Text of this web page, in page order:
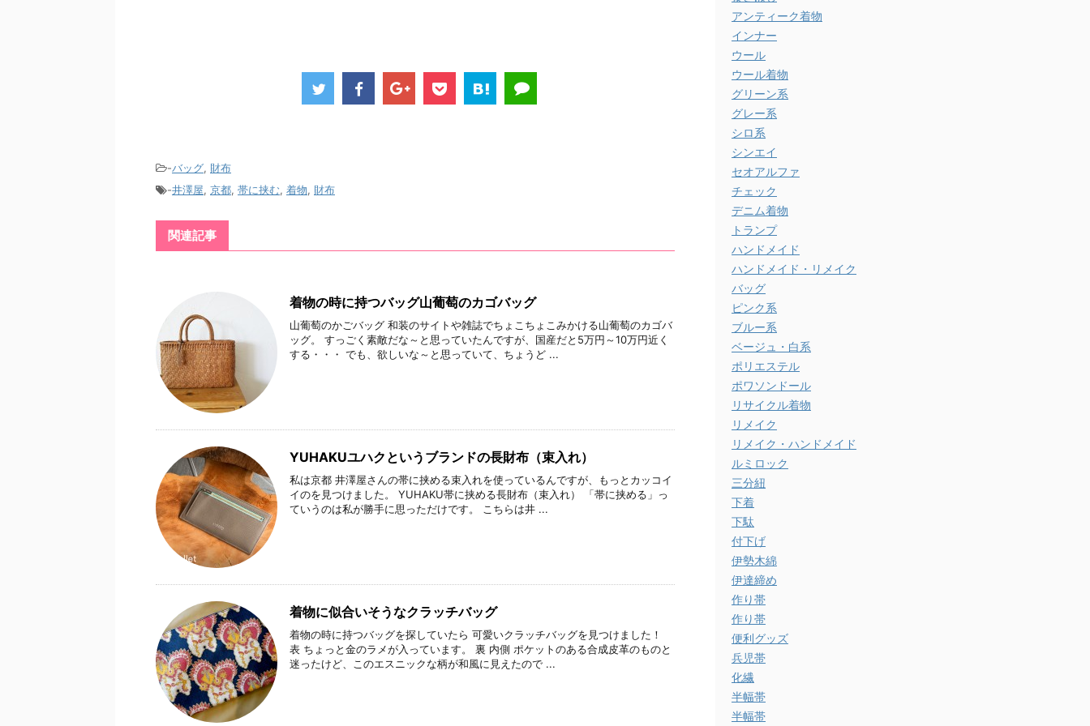
-バッグ, 財布
-井澤屋, 京都, 帯に挟む, 着物, 財布
関連記事
着物の時に持つバッグ山葡萄のカゴバッグ
山葡萄のかごバッグ 和装のサイトや雑誌でちょこちょこみかける山葡萄のカゴバ
ッグ。 すっごく素敵だな～と思っていたんですが、国産だと5万円～10万円近く
する・・・ でも、欲しいな～と思っていて、ちょうど ...
YUHAKUユハクというブランドの長財布（束入れ）
私は京都 井澤屋さんの帯に挟める束入れを使っているんですが、もっとカッコイ
イのを見つけました。 YUHAKU帯に挟める長財布（束入れ） 「帯に挟める」っ
ていうのは私が勝手に思っただけです。 こちらは井 ...
着物に似合いそうなクラッチバッグ
着物の時に持つバッグを探していたら 可愛いクラッチバッグを見つけました！
表 ちょっと金のラメが入っています。 裏 内側 ポケットのある合成皮革のものと
迷ったけど、このエスニックな柄が和風に見えたので ...
アンティーク着物
インナー
ウール
ウール着物
グリーン系
グレー系
シロ系
シンエイ
セオアルファ
チェック
デニム着物
トランプ
ハンドメイド
ハンドメイド・リメイク
バッグ
ピンク系
ブルー系
ベージュ・白系
ポリエステル
ポワソンドール
リサイクル着物
リメイク
リメイク・ハンドメイド
ルミロック
三分紐
下着
下駄
付下げ
伊勢木綿
伊達締め
作り帯
作り帯
便利グッズ
兵児帯
化繊
半幅帯
半幅帯